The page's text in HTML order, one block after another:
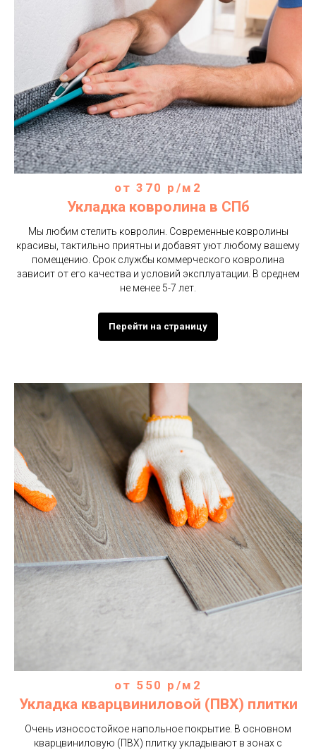
от 370 р/м2
Укладка ковролина в СПб
Мы любим стелить ковролин. Современные ковролины
красивы, тактильно приятны и добавят уют любому вашему
помещению. Срок службы коммерческого ковролина
зависит от его качества и условий эксплуатации. В среднем
не менее 5-7 лет.
Перейти на страницу
от 550 р/м2
Укладка кварцвиниловой (ПВХ) плитки
Очень износостойкое напольное покрытие. В основном
кварцвиниловую (ПВХ) плитку укладывают в зонах с
Укладка линолеума
Укладка кварцвиниловой плитки
Ремонт офисов Ремонт спортклубов
Ремонт магазинов Ремонт мед.центров
Отделка помещений